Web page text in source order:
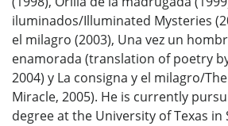
iluminados/Illuminated Mysteries
el milagro (2003), Una vez un
enamorada (translation of poetry
2004) y La consigna y el milagro/
Miracle, 2005). He is currently
degree at the University of Texas in